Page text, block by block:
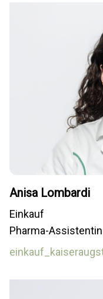
Anisa Lombardi
Einkauf
Pharma-Assistentin